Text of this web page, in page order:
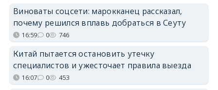
Виноваты соцсети: марокканец рассказал,
почему решился вплавь добраться в Сеуту
16:59 0 746
Китай пытается остановить утечку
специалистов и ужесточает правила выезда
16:07 0 453